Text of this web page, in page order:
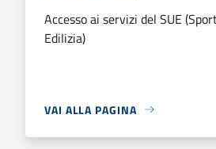
Accesso ai servizi del SUE
Edilizia)
VAI ALLA PAGINA